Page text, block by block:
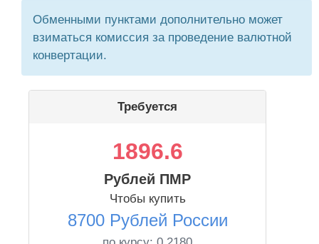
Обменными пунктами дополнительно может
взиматься комиссия за проведение валютной
конвертации.
Требуется
1896.6
Рублей ПМР
Чтобы купить
8700 Рублей России